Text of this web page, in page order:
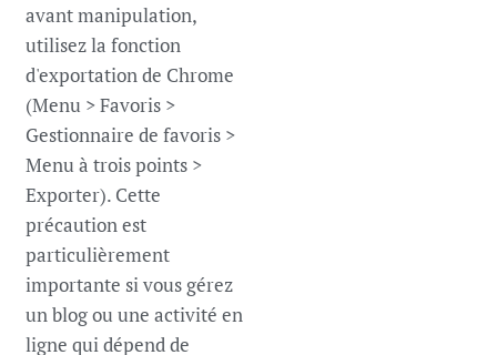
avant manipulation,
utilisez la fonction
d'exportation de Chrome
(Menu > Favoris >
Gestionnaire de favoris >
Menu à trois points >
Exporter). Cette
précaution est
particulièrement
importante si vous gérez
un blog ou une activité en
ligne qui dépend de